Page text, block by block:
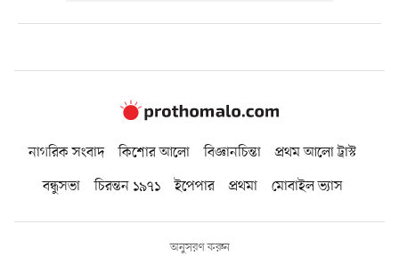
নাগরিক সংবাদ কিশোর আলো বিজ্ঞানচিন্তা
প্রথম আলো ট্রাস্ট
বন্ধুসভা
চিরন্তন ১৯৭১ ইপেপার প্রথমা মোবাইল ভ্যাস
অনুসরণ করুন